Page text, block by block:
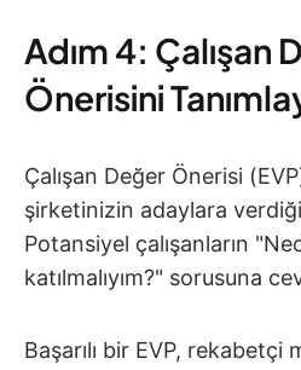
Adım 4: Çalışan
Önerisini
Çalışan Değer Önerisi
şirketinizin adaylara
Potansiyel çalışanların
katılmalıyım?" sorusuna
Başarılı bir EVP, rekabetçi